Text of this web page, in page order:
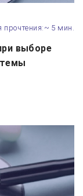
прочтения:~ 5 мин.
выборе